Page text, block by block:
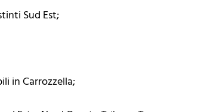
Sud Est;
in Carrozzella;